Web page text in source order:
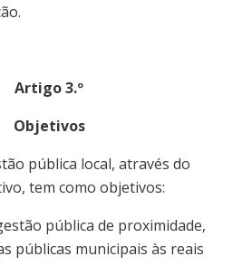
Artigo 3.º
Objetivos
pública local, através do
, tem como objetivos:
pública de proximidade,
públicas municipais às reais